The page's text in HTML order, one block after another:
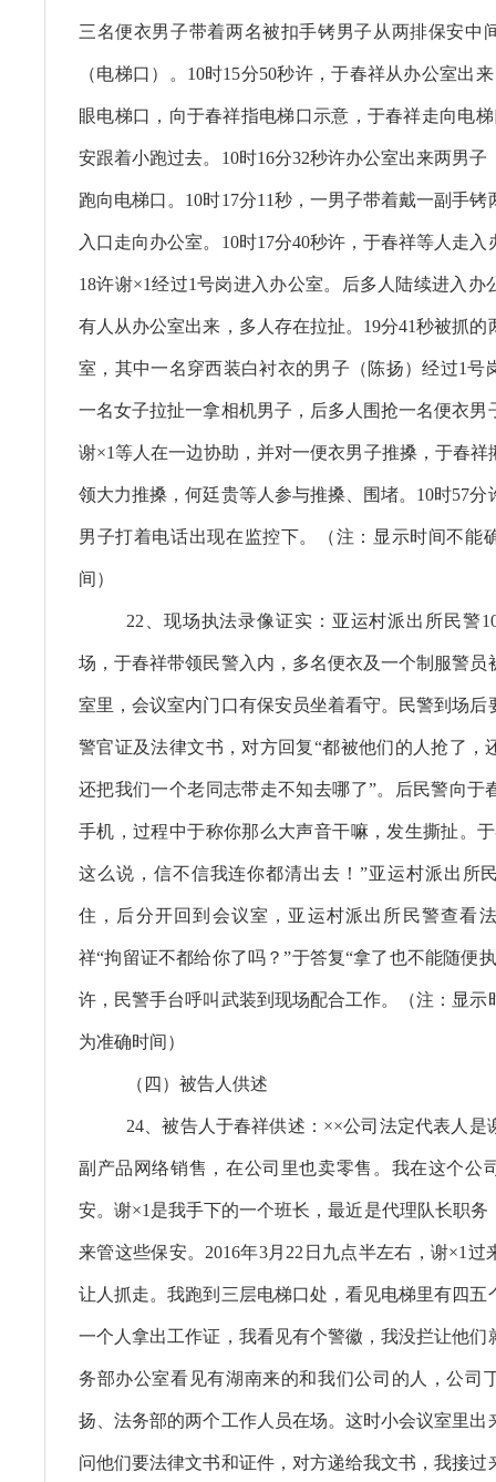
三名便衣男子带着两名被扣手铐男子从两排保安中
（电梯口）。10时15分50秒许，于春祥从办公室出
眼电梯口，向于春祥指电梯口示意，于春祥走向电
安跟着小跑过去。10时16分32秒许办公室出来两男子
跑向电梯口。10时17分11秒，一男子带着戴一副手铐
入口走向办公室。10时17分40秒许，于春祥等人走入
18许谢×1经过1号岗进入办公室。后多人陆续进入办
有人从办公室出来，多人存在拉扯。19分41秒被抓的
室，其中一名穿西装白衬衣的男子（陈扬）经过1号
一名女子拉扯一拿相机男子，后多人围抢一名便衣男
谢×1等人在一边协助，并对一便衣男子推搡，于春祥
领大力推搡，何廷贵等人参与推搡、围堵。10时57分
男子打着电话出现在监控下。（注：显示时间不能
间）
22、现场执法录像证实：亚运村派出所民警
场，于春祥带领民警入内，多名便衣及一个制服警员
室里，会议室内门口有保安员坐着看守。民警到场后
警官证及法律文书，对方回复“都被他们的人抢了，
还把我们一个老同志带走不知去哪了”。后民警向于
手机，过程中于称你那么大声音干嘛，发生撕扯。
这么说，信不信我连你都清出去！”亚运村派出所
住，后分开回到会议室，亚运村派出所民警查看
祥“拘留证不都给你了吗？”于答复“拿了也不能随便
许，民警手台呼叫武装到现场配合工作。（注：显示
为准确时间）
（四）被告人供述
24、被告人于春祥供述：××公司法定代表人是
副产品网络销售，在公司里也卖零售。我在这个公
安。谢×1是我手下的一个班长，最近是代理队长职务
来管这些保安。2016年3月22日九点半左右，谢×1过
让人抓走。我跑到三层电梯口处，看见电梯里有四五
一个人拿出工作证，我看见有个警徽，我没拦让他们
务部办公室看见有湖南来的和我们公司的人，公司
扬、法务部的两个工作人员在场。这时小会议室里出
问他们要法律文书和证件，对方递给我文书，我接过